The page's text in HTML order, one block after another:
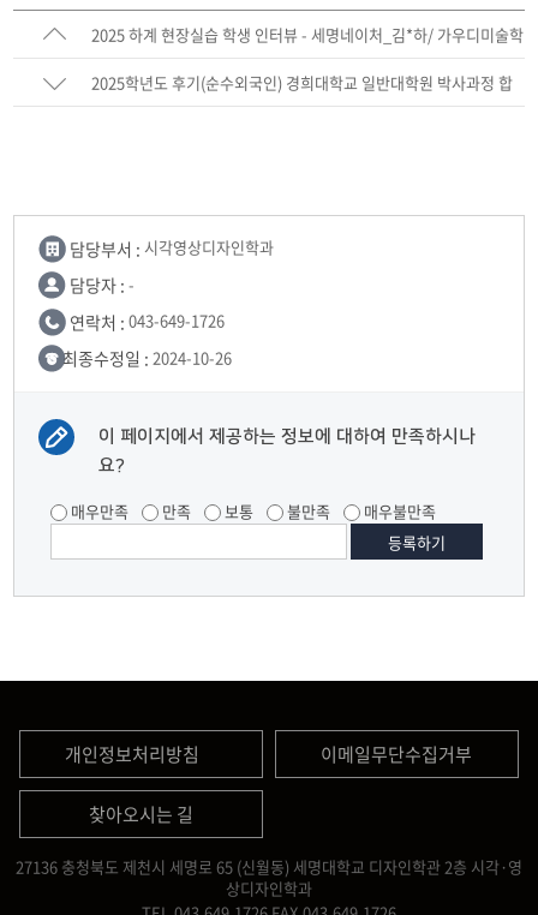
2025 하계 현장실습 학생 인터뷰 - 세명네이처_김*하/ 가우디미술학
원_차*임 / 듀코젠_권*정
2025학년도 후기(순수외국인) 경희대학교 일반대학원 박사과정 합
담당부서 : 시각영상디자인학과
담당자 : -
연락처 : 043-649-1726
최종수정일 : 2024-10-26
이 페이지에서 제공하는 정보에 대하여 만족하시나
요?
매우만족 만족 보통 불만족 매우불만족
개인정보처리방침 이메일무단수집거부
찾아오시는 길
27136 충청북도 제천시 세명로 65 (신월동) 세명대학교 디자인학관 2층 시각·영
상디자인학과